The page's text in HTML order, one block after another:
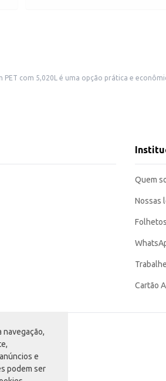
navegação,
e
podem ser
para diversos usos. Sua embalagem facilita o manuseio e armazenamento, sendo ideal para
PET de 5,020L oferece praticidade e um bom
e facilita o seu uso diário.
Quem
Nossas
Folhetos
Cartão